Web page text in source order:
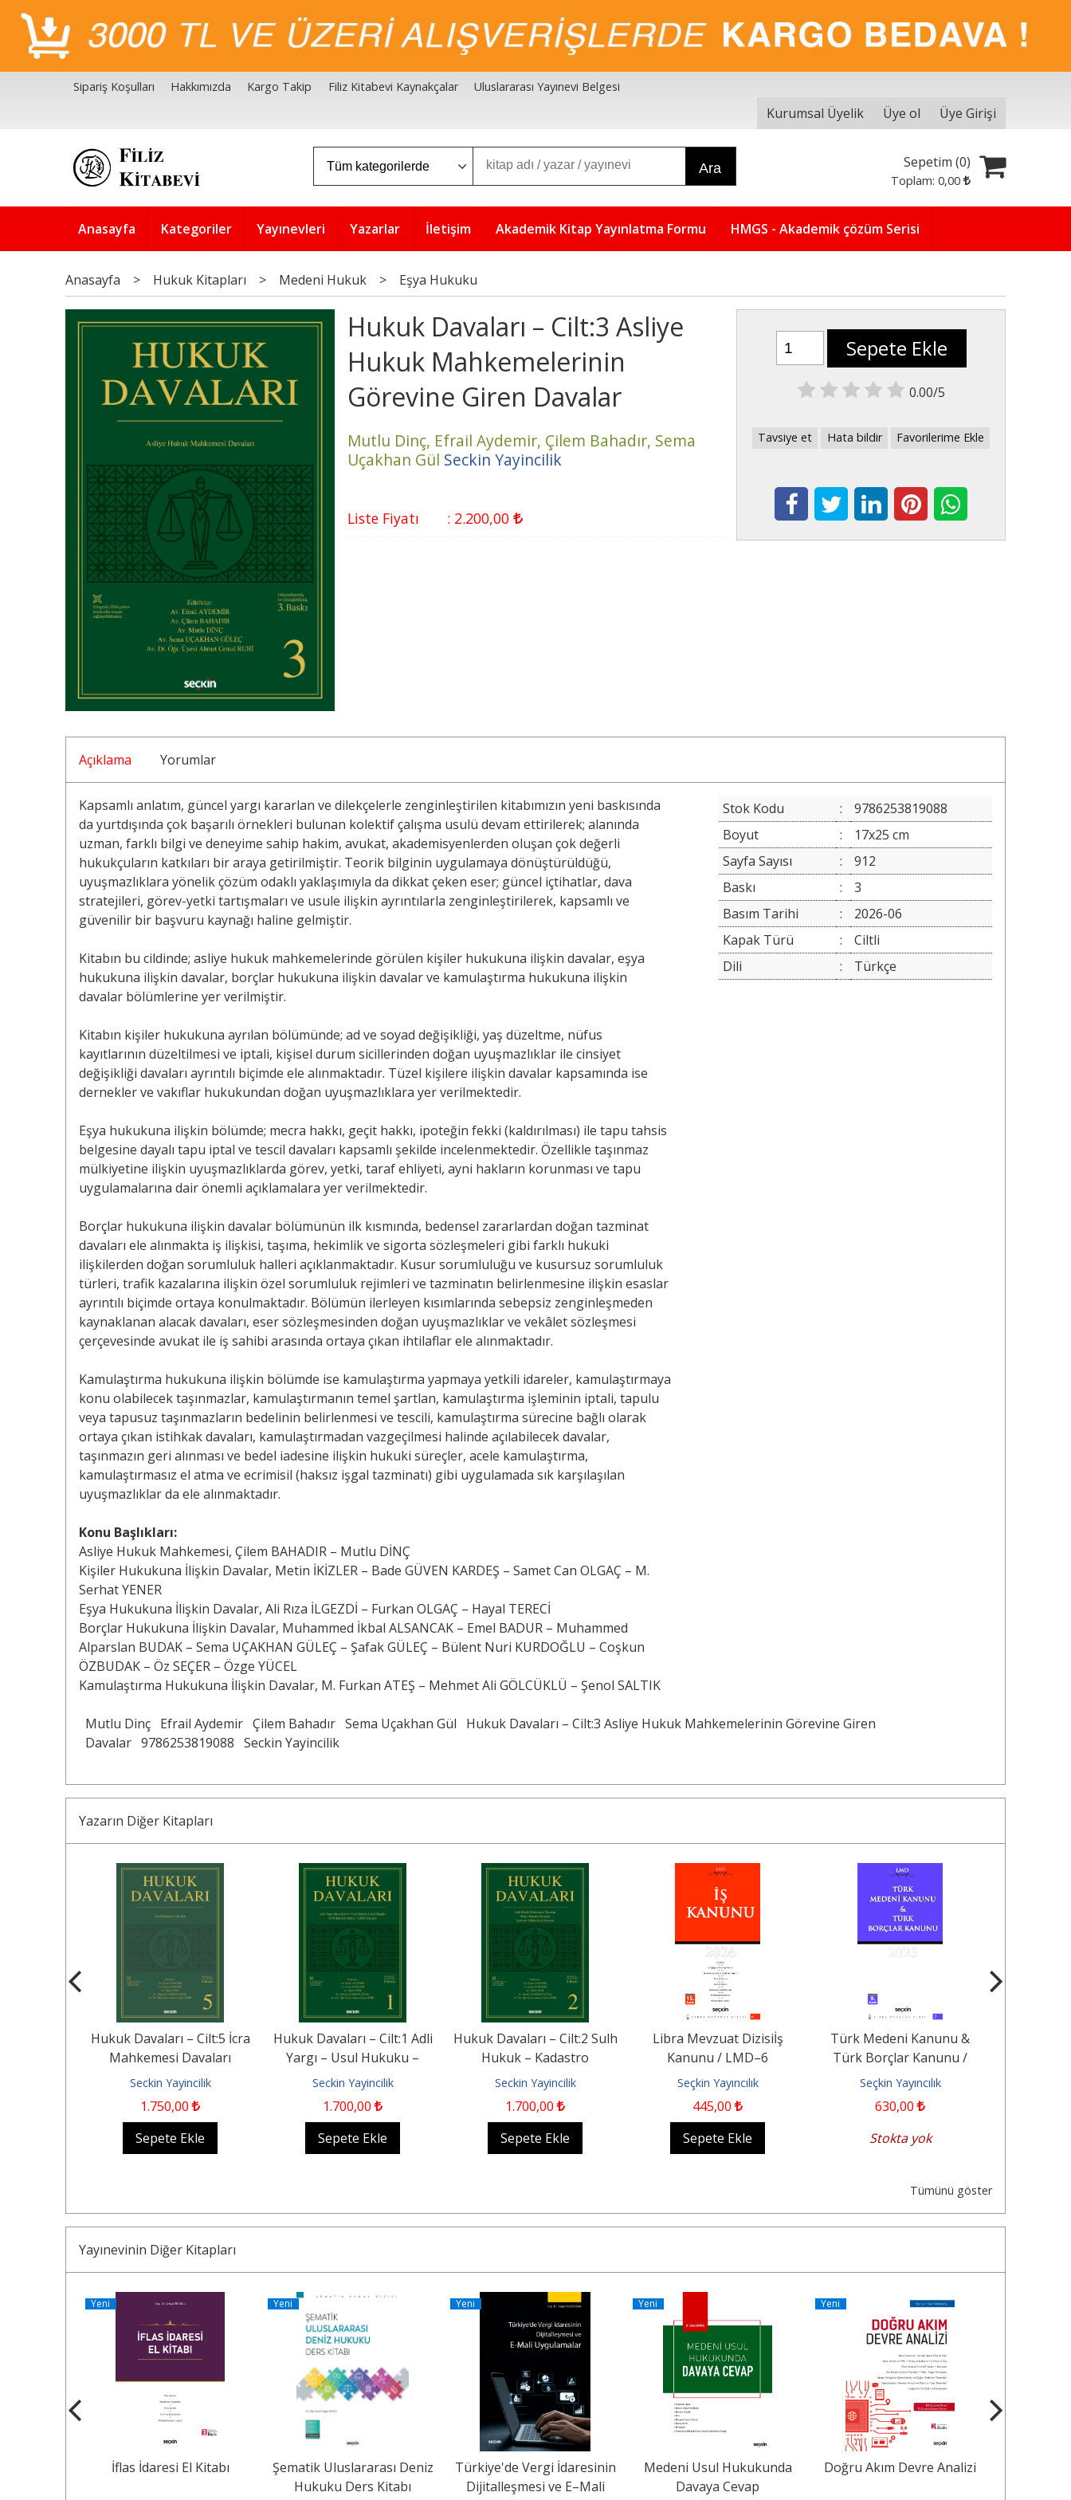
Sipariş Koşulları Hakkımızda Kargo Takip Filiz Kitabevi Kaynakçalar Uluslararası Yayınevi Belgesi
Kurumsal Üyelik Üye ol Üye Girişi
Ara Sepetim (0)
Toplam:0,00
Anasayfa Kategoriler Yayınevleri Yazarlar İletişim Akademik Kitap Yayınlatma Formu HMGS - Akademik çözüm Serisi
Anasayfa > Hukuk Kitapları > Medeni Hukuk > Eşya Hukuku
Hukuk Davaları – Cilt:3 Asliye
Hukuk Mahkemelerinin
Görevine Giren Davalar
Mutlu Dinç, Efrail Aydemir, Çilem Bahadır, Sema
Uçakhan Gül Seckin Yayincilik
Liste Fiyatı : 2.200,00
Sepete Ekle
0.00/5
Tavsiye et Hata bildir Favorilerime Ekle
Açıklama Yorumlar
Kapsamlı anlatım, güncel yargı kararlan ve dilekçelerle zenginleştirilen kitabımızın yeni baskısında
da yurtdışında çok başarılı örnekleri bulunan kolektif çalışma usulü devam ettirilerek; alanında
uzman, farklı bilgi ve deneyime sahip hakim, avukat, akademisyenlerden oluşan çok değerli
hukukçuların katkıları bir araya getirilmiştir. Teorik bilginin uygulamaya dönüştürüldüğü,
uyuşmazlıklara yönelik çözüm odaklı yaklaşımıyla da dikkat çeken eser; güncel içtihatlar, dava
stratejileri, görev-yetki tartışmaları ve usule ilişkin ayrıntılarla zenginleştirilerek, kapsamlı ve
güvenilir bir başvuru kaynağı haline gelmiştir.
Kitabın bu cildinde; asliye hukuk mahkemelerinde görülen kişiler hukukuna ilişkin davalar, eşya
hukukuna ilişkin davalar, borçlar hukukuna ilişkin davalar ve kamulaştırma hukukuna ilişkin
davalar bölümlerine yer verilmiştir.
Kitabın kişiler hukukuna ayrılan bölümünde; ad ve soyad değişikliği, yaş düzeltme, nüfus
kayıtlarının düzeltilmesi ve iptali, kişisel durum sicillerinden doğan uyuşmazlıklar ile cinsiyet
değişikliği davaları ayrıntılı biçimde ele alınmaktadır. Tüzel kişilere ilişkin davalar kapsamında ise
dernekler ve vakıflar hukukundan doğan uyuşmazlıklara yer verilmektedir.
Eşya hukukuna ilişkin bölümde; mecra hakkı, geçit hakkı, ipoteğin fekki (kaldırılması) ile tapu tahsis
belgesine dayalı tapu iptal ve tescil davaları kapsamlı şekilde incelenmektedir. Özellikle taşınmaz
mülkiyetine ilişkin uyuşmazlıklarda görev, yetki, taraf ehliyeti, ayni hakların korunması ve tapu
uygulamalarına dair önemli açıklamalara yer verilmektedir.
Borçlar hukukuna ilişkin davalar bölümünün ilk kısmında, bedensel zararlardan doğan tazminat
davaları ele alınmakta iş ilişkisi, taşıma, hekimlik ve sigorta sözleşmeleri gibi farklı hukuki
ilişkilerden doğan sorumluluk halleri açıklanmaktadır. Kusur sorumluluğu ve kusursuz sorumluluk
türleri, trafik kazalarına ilişkin özel sorumluluk rejimleri ve tazminatın belirlenmesine ilişkin esaslar
ayrıntılı biçimde ortaya konulmaktadır. Bölümün ilerleyen kısımlarında sebepsiz zenginleşmeden
kaynaklanan alacak davaları, eser sözleşmesinden doğan uyuşmazlıklar ve vekâlet sözleşmesi
çerçevesinde avukat ile iş sahibi arasında ortaya çıkan ihtilaflar ele alınmaktadır.
Kamulaştırma hukukuna ilişkin bölümde ise kamulaştırma yapmaya yetkili idareler, kamulaştırmaya
konu olabilecek taşınmazlar, kamulaştırmanın temel şartlan, kamulaştırma işleminin iptali, tapulu
veya tapusuz taşınmazların bedelinin belirlenmesi ve tescili, kamulaştırma sürecine bağlı olarak
ortaya çıkan istihkak davaları, kamulaştırmadan vazgeçilmesi halinde açılabilecek davalar,
taşınmazın geri alınması ve bedel iadesine ilişkin hukuki süreçler, acele kamulaştırma,
kamulaştırmasız el atma ve ecrimisil (haksız işgal tazminatı) gibi uygulamada sık karşılaşılan
uyuşmazlıklar da ele alınmaktadır.
Konu Başlıkları:
Asliye Hukuk Mahkemesi, Çilem BAHADIR – Mutlu DİNÇ
Kişiler Hukukuna İlişkin Davalar, Metin İKİZLER – Bade GÜVEN KARDEŞ – Samet Can OLGAÇ – M.
Serhat YENER
Eşya Hukukuna İlişkin Davalar, Ali Rıza İLGEZDİ – Furkan OLGAÇ – Hayal TERECİ
Borçlar Hukukuna İlişkin Davalar, Muhammed İkbal ALSANCAK – Emel BADUR – Muhammed
Alparslan BUDAK – Sema UÇAKHAN GÜLEÇ – Şafak GÜLEÇ – Bülent Nuri KURDOĞLU – Coşkun
ÖZBUDAK – Öz SEÇER – Özge YÜCEL
Kamulaştırma Hukukuna İlişkin Davalar, M. Furkan ATEŞ – Mehmet Ali GÖLCÜKLÜ – Şenol SALTIK
Stok Kodu :
9786253819088
Boyut
:
17x25 cm
Sayfa Sayısı
:
912
Baskı
:
3
Basım Tarihi
:
2026-06
Kapak Türü
:
Ciltli
Dili
: Türkçe
Mutlu Dinç Efrail Aydemir Çilem Bahadır Sema Uçakhan Gül
Hukuk Davaları – Cilt:3 Asliye Hukuk Mahkemelerinin Görevine Giren
Davalar 9786253819088 Seckin Yayincilik
Yazarın Diğer Kitapları
Hukuk Davaları – Cilt:5 İcra
Mahkemesi Davaları
Seckin Yayincilik
1.750,00
Sepete Ekle
Hukuk Davaları – Cilt:1 Adli
Yargı – Usul Hukuku –
Anayasa Mahkemesi –...
Seckin Yayincilik
1.700,00
Sepete Ekle
Hukuk Davaları – Cilt:2 Sulh
Hukuk – Kadastro
Mahkemesi Davaları
Seckin Yayincilik
1.700,00
Sepete Ekle
Libra Mevzuat Dizisiİş
Kanunu / LMD–6
Seçkin Yayıncılık
445,00
Sepete Ekle
Türk Medeni Kanunu &
Türk Borçlar Kanunu /
LMD–7 Libra Mevzuat Dizisi
Seçkin Yayıncılık
630,00
Stokta yok
Tümünü göster
Yayınevinin Diğer Kitapları
Yeni
İflas İdaresi El Kitabı
Yeni
Şematik Uluslararası Deniz
Hukuku Ders Kitabı
Yeni
Türkiye'de Vergi İdaresinin
Dijitalleşmesi ve E–Mali
Yeni
Medeni Usul Hukukunda
Davaya Cevap
Yeni
Doğru Akım Devre Analizi